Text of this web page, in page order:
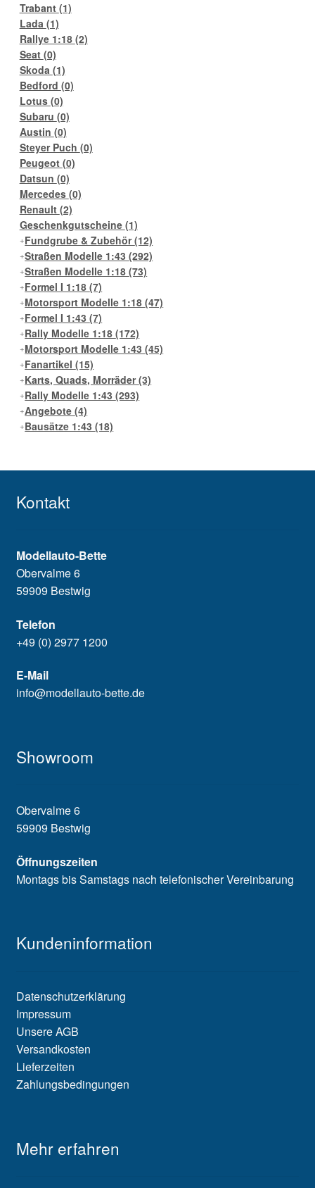
Trabant (1)
Lada (1)
Rallye 1:18 (2)
Seat (0)
Skoda (1)
Bedford (0)
Lotus (0)
Subaru (0)
Austin (0)
Steyer Puch (0)
Peugeot (0)
Datsun (0)
Mercedes (0)
Renault (2)
Geschenkgutscheine (1)
Fundgrube & Zubehör(12)
Straßen Modelle 1:43(292)
Straßen Modelle 1:18(73)
Formel I 1:18(7)
Motorsport Modelle 1:18(47)
Formel I 1:43(7)
Rally Modelle 1:18(172)
Motorsport Modelle 1:43(45)
Fanartikel(15)
Karts, Quads, Morräder(3)
Rally Modelle 1:43(293)
Angebote(4)
Bausätze 1:43(18)
Kontakt
Modellauto-Bette
Obervalme 6
59909 Bestwig
Telefon
+49 (0) 2977 1200
E-Mail
info@modellauto-bette.de
Showroom
Obervalme 6
59909 Bestwig
Öffnungszeiten
Montags bis Samstags nach telefonischer Vereinbarung
Kundeninformation
Datenschutzerklärung
Impressum
Unsere AGB
Versandkosten
Lieferzeiten
Zahlungsbedingungen
Mehr erfahren